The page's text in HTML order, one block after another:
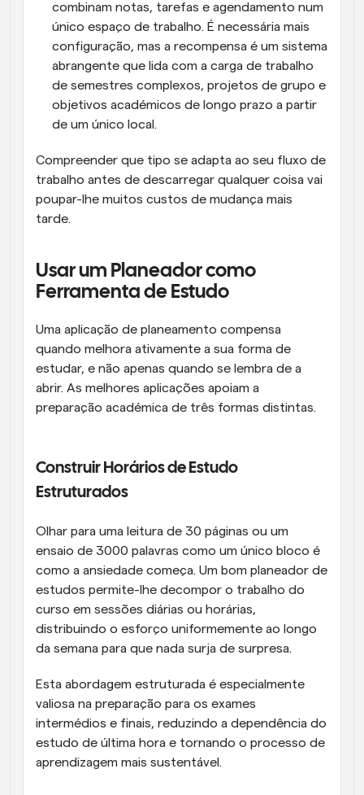
combinam notas, tarefas e agendamento num
único espaço de trabalho. É necessária mais
configuração, mas a recompensa é um sistema
abrangente que lida com a carga de trabalho
de semestres complexos, projetos de grupo e
objetivos académicos de longo prazo a partir
de um único local.
Compreender que tipo se adapta ao seu fluxo de
trabalho antes de descarregar qualquer coisa vai
poupar-lhe muitos custos de mudança mais
tarde.
Usar um Planeador como
Ferramenta de Estudo
Uma aplicação de planeamento compensa
quando melhora ativamente a sua forma de
estudar, e não apenas quando se lembra de a
abrir. As melhores aplicações apoiam a
preparação académica de três formas distintas.
Construir Horários de Estudo
Estruturados
Olhar para uma leitura de 30 páginas ou um
ensaio de 3000 palavras como um único bloco é
como a ansiedade começa. Um bom planeador de
estudos permite-lhe decompor o trabalho do
curso em sessões diárias ou horárias,
distribuindo o esforço uniformemente ao longo
da semana para que nada surja de surpresa.
Esta abordagem estruturada é especialmente
valiosa na preparação para os exames
intermédios e finais, reduzindo a dependência do
estudo de última hora e tornando o processo de
aprendizagem mais sustentável.